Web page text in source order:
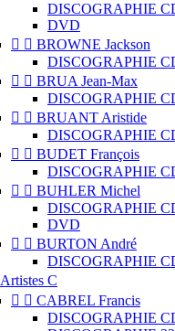
DISCOGRAPHIE
DVD
  BROWNE Jackson
DISCOGRAPHIE
  BRUA Jean-Max
DISCOGRAPHIE
  BRUANT Aristide
DISCOGRAPHIE
  BUDET François
DISCOGRAPHIE
  BUHLER Michel
DISCOGRAPHIE
DVD
  BURTON André
DISCOGRAPHIE
Artistes C
  CABREL Francis
DISCOGRAPHIE